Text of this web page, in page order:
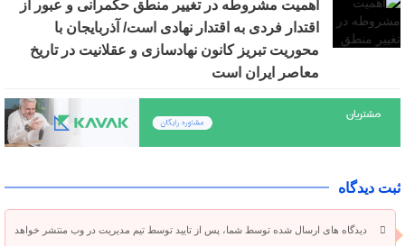
اهمیت مشروطه در تغییر منطق حکمرانی و عبور از
اقتدار فردی به اقتدار نهادی است/ آذربایجان با
محوریت تبریز کانون نهادسازی و عقلانیت در تاریخ
معاصر ایران است
ثبت دیدگاه
دیدگاه های ارسال شده توسط شما، پس از تایید توسط تیم مدیریت در وب منتشر خواهد